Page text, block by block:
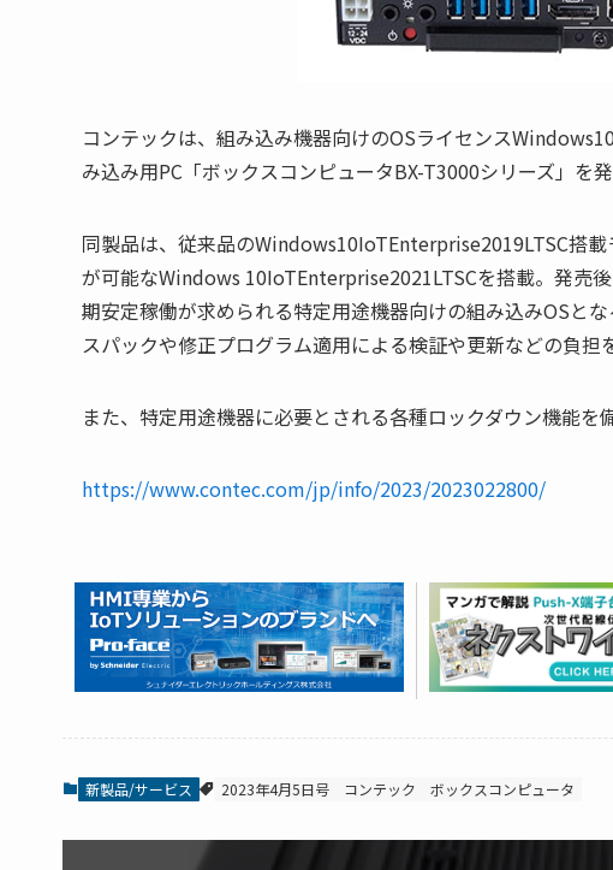
コンテックは、組み込み機器向けのOSライセンス
み込み用PC「ボックスコンピュータBX-T3000シリーズ」を発
同製品は、従来品のWindows10IoTEnterprise2019LTSC搭
が可能なWindows 10IoTEnterprise2021LTSCを搭載。発売
期安定稼働が求められる特定用途機器向けの組み込みOSと
スパックや修正プログラム適用による検証や更新などの負担
また、特定用途機器に必要とされる各種ロックダウン機能を
https://www.contec.com/jp/info/2023/2023022800/
新製品/サービス 2023年4月5日号 コンテック ボックスコンピュータ